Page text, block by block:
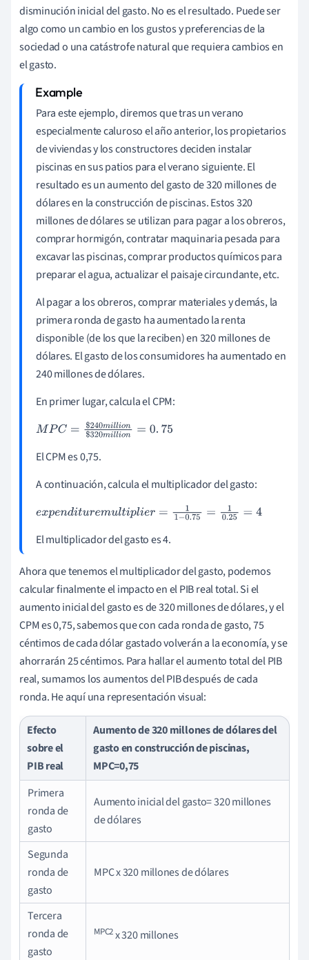
disminución inicial del gasto. No es el resultado. Puede ser
algo como un cambio en los gustos y preferencias de la
sociedad o una catástrofe natural que requiera cambios en
el gasto.
Para este ejemplo, diremos que tras un verano
especialmente caluroso el año anterior, los propietarios
de viviendas y los constructores deciden instalar
piscinas en sus patios para el verano siguiente. El
resultado es un aumento del gasto de 320 millones de
dólares en la construcción de piscinas. Estos 320
millones de dólares se utilizan para pagar a los obreros,
comprar hormigón, contratar maquinaria pesada para
excavar las piscinas, comprar productos químicos para
preparar el agua, actualizar el paisaje circundante, etc.
Al pagar a los obreros, comprar materiales y demás, la
primera ronda de gasto ha aumentado la renta
disponible (de los que la reciben) en 320 millones de
dólares. El gasto de los consumidores ha aumentado en
240 millones de dólares.
En primer lugar, calcula el CPM:
MPC=$240 million$320 mi llio n=
0. 75
El CPM es 0,75.
A continuación, calcula el multiplicador del gasto:
expendituremultiplier=11-0.75=10.25 =4
El multiplicador del gasto es 4.
Ahora que tenemos el multiplicador del gasto, podemos
calcular finalmente el impacto en el PIB real total. Si el
aumento inicial del gasto es de 320 millones de dólares, y el
CPM es 0,75, sabemos que con cada ronda de gasto, 75
céntimos de cada dólar gastado volverán a la economía, y se
ahorrarán 25 céntimos. Para hallar el aumento total del PIB
real, sumamos los aumentos del PIB después de cada
ronda. He aquí una representación visual:
Efecto
sobre el
PIB real
Aumento de 320 millones de dólares del
gasto en construcción de piscinas,
MPC=0,75
Primera
ronda de
gasto
Aumento inicial del gasto= 320 millones
de dólares
Segunda
ronda de
gasto
MPC x 320 millones de dólares
Tercera
ronda de
gasto
MPC2x 320 millones